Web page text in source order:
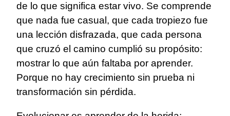
de lo que significa estar vivo. Se comprende
que nada fue casual, que cada tropiezo fue
una lección disfrazada, que cada persona
que cruzó el camino cumplió su propósito:
mostrar lo que aún faltaba por aprender.
Porque no hay crecimiento sin prueba ni
transformación sin pérdida.